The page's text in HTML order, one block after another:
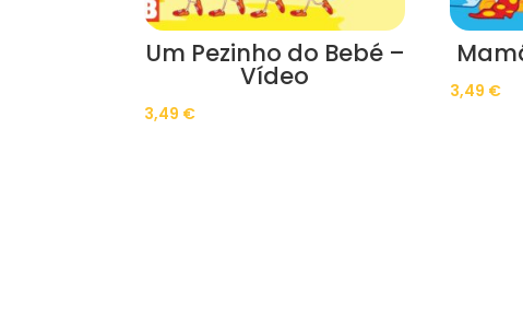
Um Pezinho do Bebé –
Vídeo
3,49 €
3,49 €